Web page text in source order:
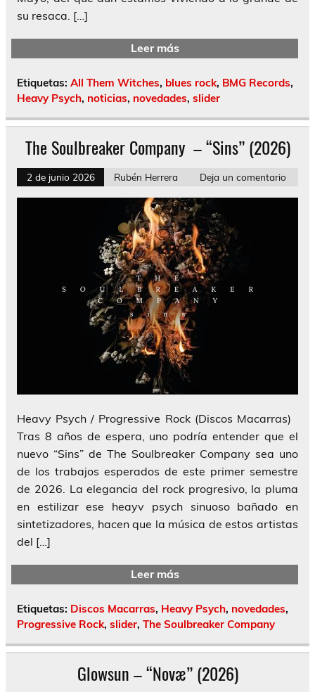
su resaca. […]
Leer más
Etiquetas: All Them Witches, blues rock, BMG Records,
Heavy Psych, noticias, novedades, slider
The Soulbreaker Company – “Sins” (2026)
2 de junio 2026 Rubén Herrera Deja un comentario
Heavy Psych / Progressive Rock (Discos Macarras)
Tras 8 años de espera, uno podría entender que el
nuevo “Sins” de The Soulbreaker Company sea uno
de los trabajos esperados de este primer semestre
de 2026. La elegancia del rock progresivo, la pluma
en estilizar ese heayv psych sinuoso bañado en
sintetizadores, hacen que la música de estos artistas
del […]
Leer más
Etiquetas: Discos Macarras, Heavy Psych, novedades,
Progressive Rock, slider, The Soulbreaker Company
Glowsun – “Novæ” (2026)